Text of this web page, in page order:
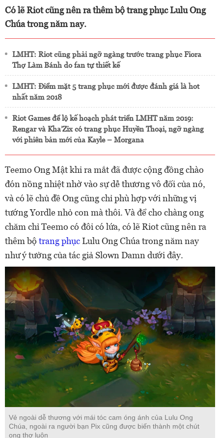
Có lẽ Riot cũng nên ra thêm bộ trang phục Lulu Ong
Chúa trong năm nay.
LMHT: Riot cũng phải ngỡ ngàng trước trang phục Fiora
Thợ Làm Bánh do fan tự thiết kế
LMHT: Điểm mặt 5 trang phục mới được đánh giá là hot
nhất năm 2018
Riot Games để lộ kế hoạch phát triển LMHT năm 2019:
Rengar và Kha’Zix có trang phục Huyền Thoại, ngỡ ngàng
với phiên bản mới của Kayle – Morgana
Teemo Ong Mật khi ra mắt đã được cộng đồng chào
đón nồng nhiệt nhờ vào sự dễ thương vô đối của nó,
và có lẽ chủ đề Ong cũng chỉ phù hợp với những vị
tướng Yordle nhỏ con mà thôi. Và để cho chàng ong
chăm chỉ Teemo có đôi có lứa, có lẽ Riot cũng nên ra
thêm bộ trang phụcLulu Ong Chúa trong năm nay
như ý tưởng của tác giả Slown Damn dưới đây.
Vẻ ngoài dễ thương với mái tóc cam óng ánh của Lulu Ong
Chúa, ngoài ra người bạn Pix cũng được biến thành một chút
ong thợ luôn